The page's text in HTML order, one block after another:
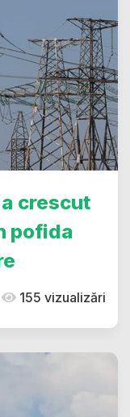
crescut
pofida
155 vizualizări